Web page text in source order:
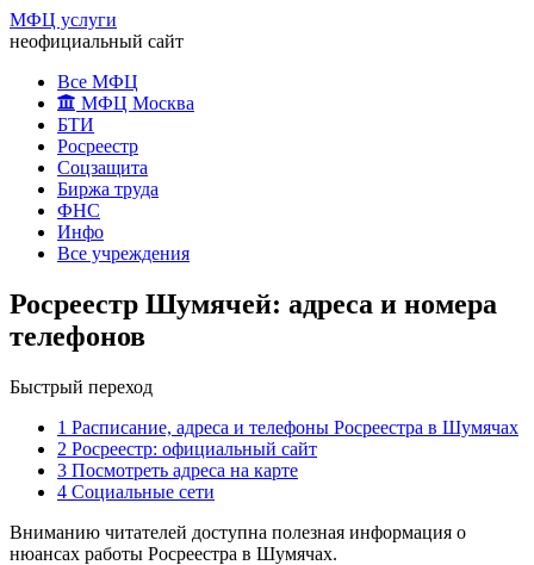
МФЦ услуги
неофициальный сайт
Все МФЦ
МФЦ Москва
БТИ
Росреестр
Соцзащита
Биржа труда
ФНС
Инфо
Все учреждения
Росреестр Шумячей: адреса и номера
телефонов
Быстрый переход
1 Расписание, адреса и телефоны Росреестра в Шумячах
2 Росреестр: официальный сайт
3 Посмотреть адреса на карте
4 Социальные сети
Вниманию читателей доступна полезная информация о
нюансах работы Росреестра в Шумячах.